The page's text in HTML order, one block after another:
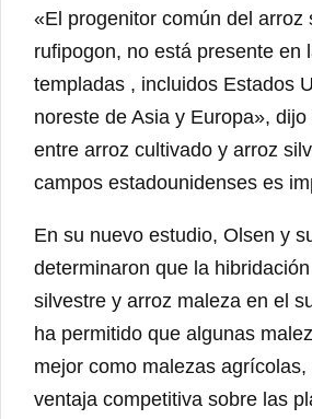
«El progenitor común del arroz
rufipogon, no está presente en
templadas , incluidos Estados
noreste de Asia y Europa»,
entre arroz cultivado y arroz
campos estadounidenses es
En su nuevo estudio, Olsen y
determinaron que la
silvestre y arroz maleza en el
ha permitido que algunas
mejor como malezas
ventaja competitiva sobre las